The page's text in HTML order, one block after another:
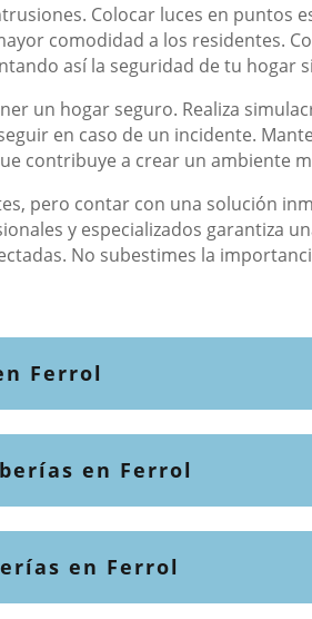
Colocar luces en puntos
comodidad a los residentes.
así la seguridad de tu hogar
un hogar seguro. Realiza
en caso de un incidente.
contribuye a crear un ambiente
pero contar con una solución
y especializados garantiza
No subestimes la
Ferrol
en Ferrol
en Ferrol